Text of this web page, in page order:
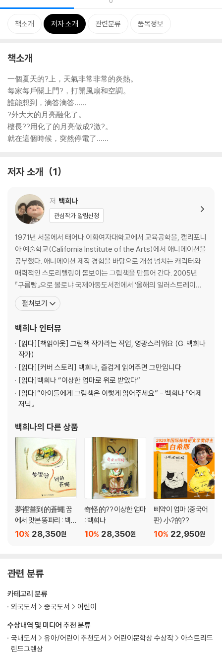
책소개 저자 소개 관련분류 품목정보
책소개
一個夏天的?上，天氣非常非常的炎熱。
每家每戶關上門?，打開風扇和空調。
誰能想到，滴答滴答……
?外大大的月亮融化了。
樓長??用化了的月亮做成?激?。
就在這個時候，突然停電了……
저자 소개 1
저 백희나
관심작가 알림신청
1971년 서울에서 태어나 이화여자대학교에서 교육공학을, 캘리포니
아 예술학교(California Institute of the Arts)에서 애니메이션을
공부했다. 애니메이션 제작 경험을 바탕으로 개성 넘치는 캐릭터와
매력적인 스토리텔링이 돋보이는 그림책을 만들어 간다. 2005년
『구름빵』으로 볼로냐 국제아동도서전에서 ‘올해의 일러스트레이
터’로 선정되면서 이름을 알리기 시작했으며, 2012년과 2013년에는
『장수탕 선녀님』으로 한국출판문화상과 창원아동문학상을 동시에
리스트((IBBY Honour List)
펼쳐보기
백희나 인터뷰
[읽다][책읽아웃] 그림책 작가라는 직업, 영광스러워요 (G. 백희나
작가)
[읽다][커버 스토리] 백희나, 즐겁게 읽어주면 그만입니다
[읽다]백희나 “이상한 엄마로 위로 받았다”
[읽다]“아이들에게 그림책은 이렇게 읽어주세요” - 백희나 『어제
저녁』
백희나의 다른 상품
夢裡嘗到的蒼蠅 꿈
에서 맛본 똥파리 : 백희
나
28,350원
10%
奇怪的?? 이상한 엄마
: 백희나
28,350원
10%
삐약이 엄마 (중국어
판) 小?的??
22,950원
10%
관련 분류
수상내역 및 미디어 추천 분류
국내도서
유아/어린이 추천도서 어린이문학상 수상작
아스트리드
린드그렌상
카테고리 분류
외국도서
중국도서 어린이